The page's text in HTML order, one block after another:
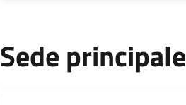
Sede principale